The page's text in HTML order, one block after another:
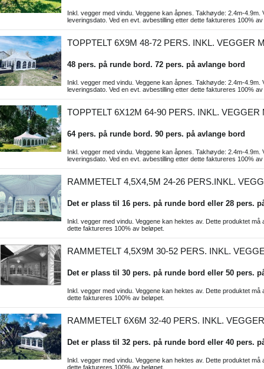
Inkl. vegger med vindu. Veggene kan åpnes. Takhøyde: 2.4m-
leveringsdato. Ved en evt. avbestilling etter dette faktureres 100% av
TOPPTELT 6X9M 48-72 PERS. INKL. VEGGER
48 pers. på runde bord. 72 pers. på avlange bord
Inkl. vegger med vindu. Veggene kan åpnes. Takhøyde: 2.4m-
leveringsdato. Ved en evt. avbestilling etter dette faktureres 100% av
TOPPTELT 6X12M 64-90 PERS. INKL. VEGGER
64 pers. på runde bord. 90 pers. på avlange bord
Inkl. vegger med vindu. Veggene kan åpnes. Takhøyde: 2.4m-
leveringsdato. Ved en evt. avbestilling etter dette faktureres 100% av
RAMMETELT 4,5X4,5M 24-26 PERS.INKL.
Det er plass til 16 pers. på runde bord eller 28 pers.
Inkl. vegger med vindu. Veggene kan hektes av. Dette produktet
dette faktureres 100% av beløpet.
RAMMETELT 4,5X9M 30-52 PERS. INKL.
Det er plass til 30 pers. på runde bord eller 50 pers.
Inkl. vegger med vindu. Veggene kan hektes av. Dette produktet
dette faktureres 100% av beløpet.
RAMMETELT 6X6M 32-40 PERS. INKL.
Det er plass til 32 pers. på runde bord eller 40 pers.
Inkl. vegger med vindu. Veggene kan hektes av. Dette produktet
dette faktureres 100% av beløpet.